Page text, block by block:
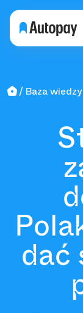
Baza wiedzy
dać